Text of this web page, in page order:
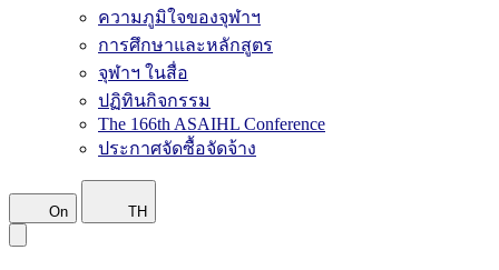
ความภูมิใจของจุฬาฯ
การศึกษาและหลักสูตร
จุฬาฯ ในสื่อ
ปฏิทินกิจกรรม
The 166th ASAIHL Conference
ประกาศจัดซื้อจัดจ้าง
On TH